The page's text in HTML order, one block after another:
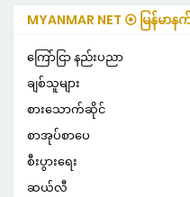
MYANMAR NET ⦿ မြန်မာန
ကြော်ငြာ နည်းပညာ
ချစ်သူများ
စားသောက်ဆိုင်
စာအုပ်စာပေ
စီးပွားရေး
ဆယ်လီ